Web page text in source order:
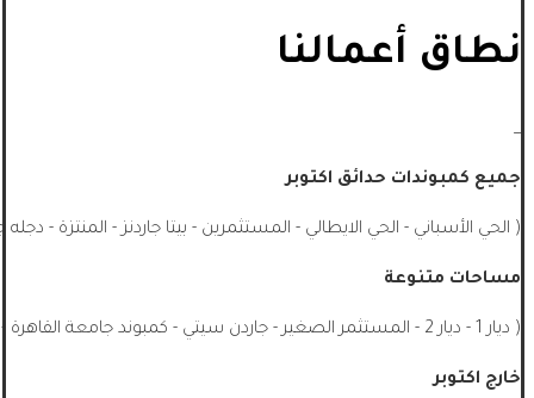
نطاق أعمالنا
_
جميع كمبوندات حدائق اكتوبر
( الحي الأسباني - الحي الايطالي - المستثمرين - بيتا جاردنز - المنتزة -
مساحات متنوعة
( ديار 1 - ديار 2 - المستثمر الصغير - جاردن سيتي - كمبوند جامعة القاهرة - الشيخ زايد - جميع احياء اكتوبر - اشجار سيتي - ماونتن فيو اكتوبر ...)
خارج اكتوبر